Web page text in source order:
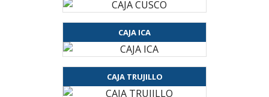
CAJA ICA
CAJA TRUJILLO